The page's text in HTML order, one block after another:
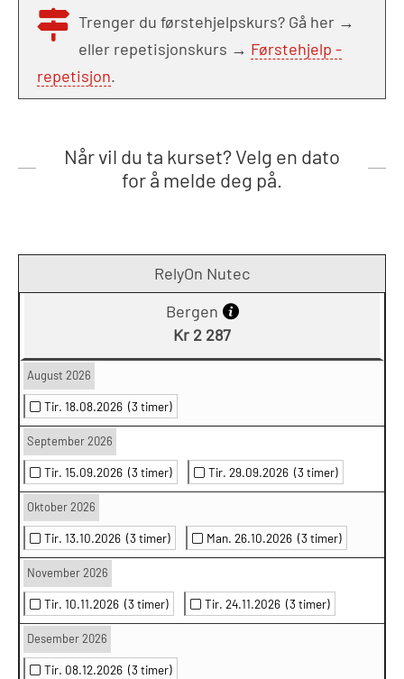
Trenger du førstehjelpskurs? Gå her →
eller repetisjonskurs → Førstehjelp -
repetisjon.
Når vil du ta kurset? Velg en dato
for å melde deg på.
RelyOn Nutec
Bergen
Kr 2 287
August 2026
Tir. 18.08.2026 (3 timer)
September 2026
Tir. 15.09.2026 (3 timer) Tir. 29.09.2026 (3 timer)
Oktober 2026
Tir. 13.10.2026 (3 timer) Man. 26.10.2026 (3 timer)
November 2026
Tir. 10.11.2026 (3 timer) Tir. 24.11.2026 (3 timer)
Desember 2026
Tir. 08.12.2026 (3 timer)